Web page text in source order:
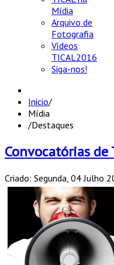
Mídia
Arquivo de
Fotografia
Vídeos
TICAL2016
Siga-nos!
Inicio/
Mídia
/Destaques
Convocatórias
Criado: Segunda, 04 Julho